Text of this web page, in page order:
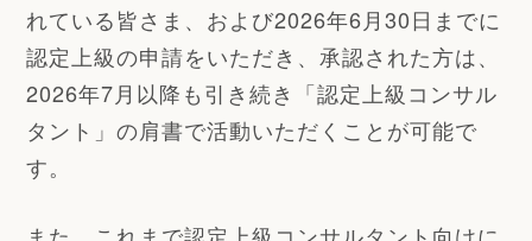
れている皆さま、および2026年6月30日までに
認定上級の申請をいただき、承認された方は、
2026年7月以降も引き続き「認定上級コンサル
タント」の肩書で活動いただくことが可能で
す。